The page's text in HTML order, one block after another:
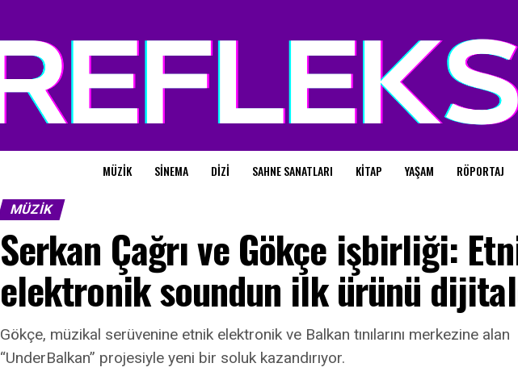
MÜZIK SINEMA DIZI SAHNE SANATLARI KITAP YAŞAM RÖPORTAJ
MÜZIK
Serkan Çağrı ve Gökçe işbirliği:
elektronik soundun ilk ürünü
Gökçe, müzikal serüvenine etnik elektronik ve Balkan tınılarını merkezine alan
“UnderBalkan” projesiyle yeni bir soluk kazandırıyor.